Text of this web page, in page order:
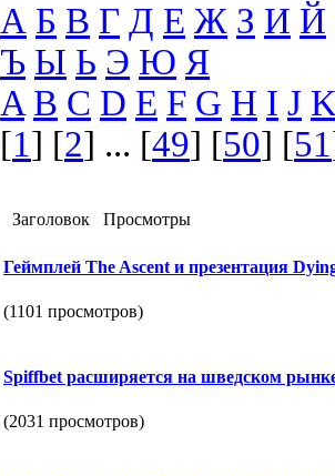
А Б В Г Д Е Ж З И Й
Ъ Ы Ь Э Ю Я
A B C D E F G H I J
[1] [2] ... [49] [50] [51
Заголовок Просмотры
Геймплей The Ascent и презентация
(1101 просмотров)
Spiffbet расширяется на шведском рынке
(2031 просмотров)